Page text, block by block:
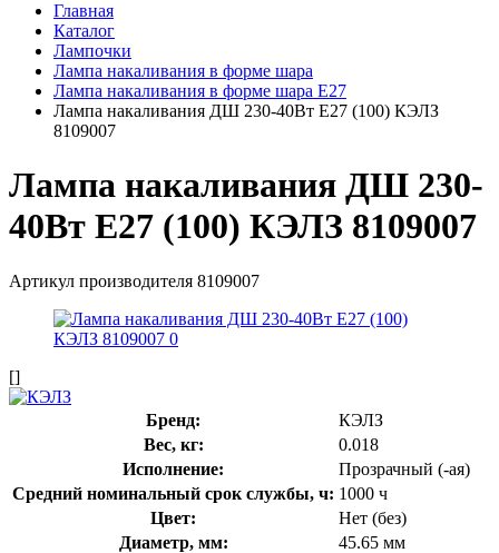
Главная
Каталог
Лампочки
Лампа накаливания в форме шара
Лампа накаливания в форме шара E27
Лампа накаливания ДШ 230-40Вт E27 (100) КЭЛЗ
8109007
Лампа накаливания ДШ 230-
40Вт E27 (100) КЭЛЗ 8109007
Артикул производителя 8109007
[]
Бренд:
КЭЛЗ
Вес, кг:
0.018
Исполнение:
Прозрачный (-ая)
Средний номинальный срок службы, ч: 1000 ч
Цвет:
Нет (без)
Диаметр, мм:
45.65 мм